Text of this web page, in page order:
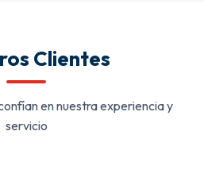
Clientes
en nuestra experiencia y
servicio